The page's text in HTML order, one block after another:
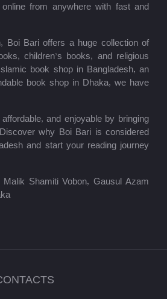
from anywhere with fast and
Boi Bari offers a huge collection of
children’s books, and religious
book shop in Bangladesh, an
book shop in Dhaka, we have
and enjoyable by bringing
why Boi Bari is considered
and start your reading journey
Malik Shamiti Vobon, Gausul Azam